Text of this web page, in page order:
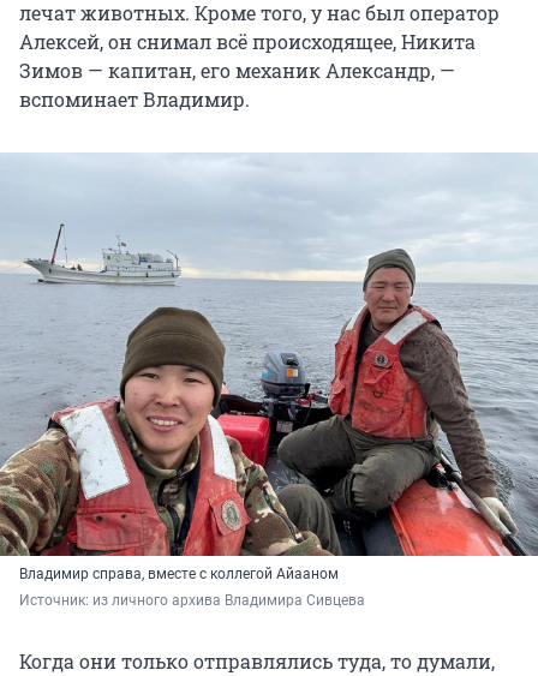
лечат животных. Кроме того, у нас был оператор
Алексей, он снимал всё происходящее, Никита
Зимов — капитан, его механик Александр, —
вспоминает Владимир.
Владимир справа, вместе с коллегой Айааном
Источник: из личного архива Владимира Сивцева
Когда они только отправлялись туда, то думали,